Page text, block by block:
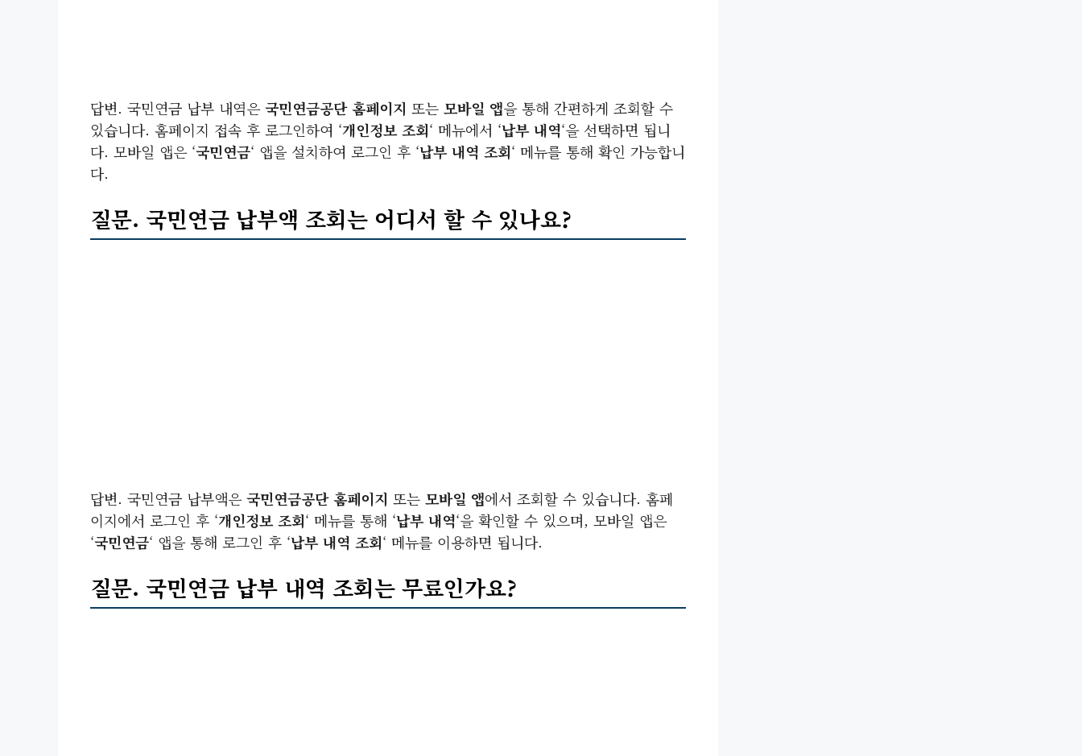
답변. 국민연금 납부 내역은국민연금공단 홈페이지 또는 모바일 앱을 통해 간편하게 조회할 수
있습니다. 홈페이지 접속 후 로그인하여 ‘개인정보 조회‘ 메뉴에서 ‘납부 내역‘을 선택하면 됩니
다. 모바일 앱은 ‘국민연금‘ 앱을 설치하여 로그인 후 ‘납부 내역 조회‘ 메뉴를 통해 확인 가능합니
다.
질문. 국민연금 납부액 조회는 어디서 할 수 있나요?
답변. 국민연금 납부액은국민연금공단 홈페이지 또는 모바일 앱에서 조회할 수 있습니다. 홈페
이지에서 로그인 후 ‘개인정보 조회‘ 메뉴를 통해 ‘납부 내역‘을 확인할 수 있으며, 모바일 앱은
‘국민연금‘ 앱을 통해 로그인 후 ‘납부 내역 조회‘ 메뉴를 이용하면 됩니다.
질문. 국민연금 납부 내역 조회는 무료인가요?